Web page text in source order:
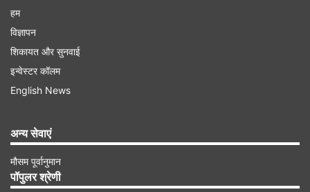
सुंदर अध्याय (चैप्टर) आप हैं। पापा, आज आप जा रहे हैं,
हम
विज्ञापन
शिकायत और सुनवाई
इन्वेस्टर कॉलम
English News
अन्य सेवाएं
मौसम पूर्वानुमान
पॉपुलर श्रेणी